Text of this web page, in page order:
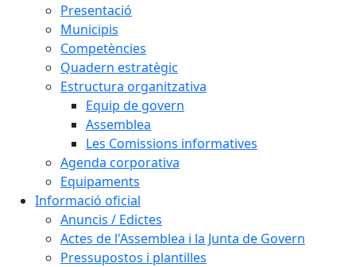
Presentació
Municipis
Competències
Quadern estratègic
Estructura organitzativa
Equip de govern
Assemblea
Les Comissions informatives
Agenda corporativa
Equipaments
Informació oficial
Anuncis / Edictes
Actes de l'Assemblea i la Junta de Govern
Pressupostos i plantilles